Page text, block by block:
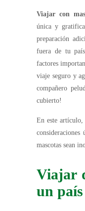
Viajar con
única y
preparación
fuera de tu
factores
viaje seguro y
compañero
cubierto!
En este artículo,
consideraciones
mascotas sean
Viajar
un